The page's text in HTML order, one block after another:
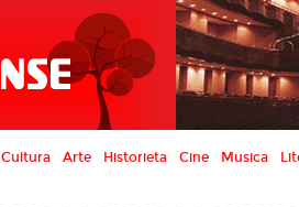
Cultura Arte Historieta Cine Musica